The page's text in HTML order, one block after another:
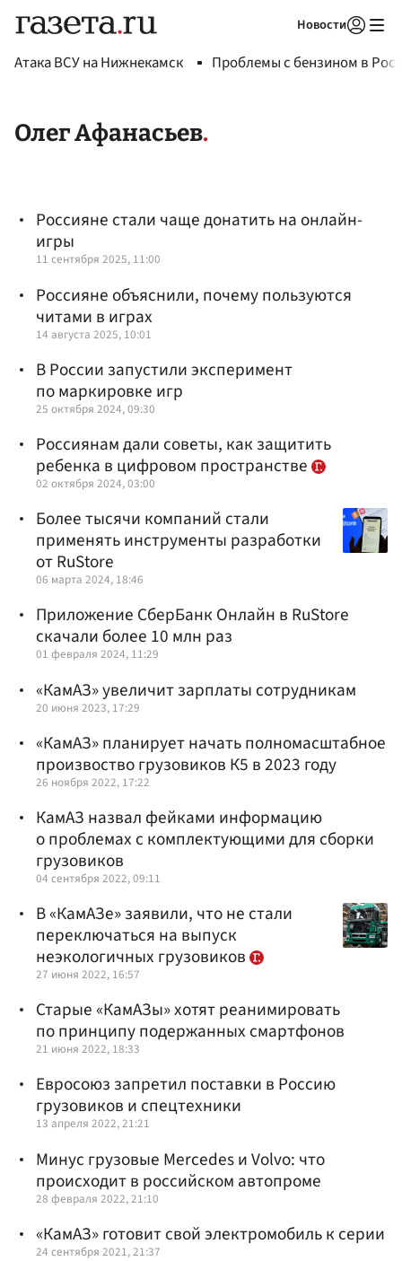
Новости
Атака ВСУ на Нижнекамск Проблемы с бензином в
Олег Афанасьев
Россияне стали чаще донатить на онлайн-
игры
11 сентября 2025, 11:00
Россияне объяснили, почему пользуются
читами в играх
14 августа 2025, 10:01
В России запустили эксперимент
по маркировке игр
25 октября 2024, 09:30
Россиянам дали советы, как защитить
ребенка в цифровом пространстве
02 октября 2024, 03:00
Более тысячи компаний стали
применять инструменты разработки
от RuStore
06 марта 2024, 18:46
Приложение СберБанк Онлайн в RuStore
скачали более 10 млн раз
01 февраля 2024, 11:29
«КамАЗ» увеличит зарплаты сотрудникам
20 июня 2023, 17:29
«КамАЗ» планирует начать полномасштабное
произвоство грузовиков К5 в 2023 году
26 ноября 2022, 17:22
КамАЗ назвал фейками информацию
о проблемах с комплектующими для сборки
грузовиков
04 сентября 2022, 09:11
В «КамАЗе» заявили, что не стали
переключаться на выпуск
неэкологичных грузовиков
27 июня 2022, 16:57
Старые «КамАЗы» хотят реанимировать
по принципу подержанных смартфонов
21 июня 2022, 18:33
Евросоюз запретил поставки в Россию
грузовиков и спецтехники
13 апреля 2022, 21:21
Минус грузовые Mercedes и Volvo: что
происходит в российском автопроме
28 февраля 2022, 21:10
«КамАЗ» готовит свой электромобиль к серии
24 сентября 2021, 21:37